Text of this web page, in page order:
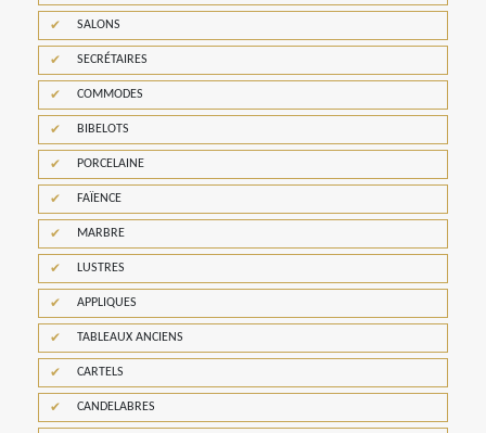
SALONS
SECRÉTAIRES
COMMODES
BIBELOTS
PORCELAINE
FAÏENCE
MARBRE
LUSTRES
APPLIQUES
TABLEAUX ANCIENS
CARTELS
CANDELABRES